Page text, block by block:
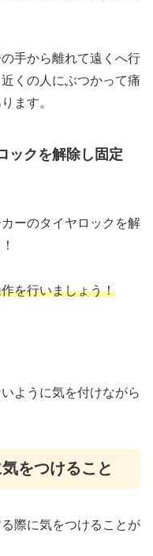
手から離れて遠くへ行
くの人にぶつかって痛
ます。
ックを解除し固定
ーのタイヤロックを解
を行いましょう！
ように気を付けながら
をつけること
際に気をつけることが